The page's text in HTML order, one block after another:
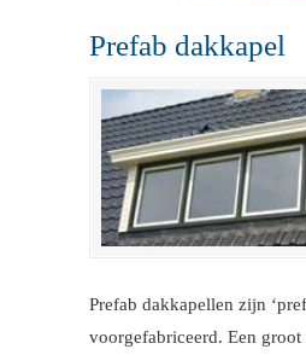
Prefab dakkapel
Prefab dakkapellen zijn
voorgefabriceerd. Een